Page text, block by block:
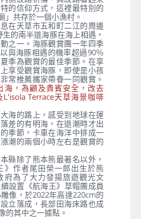
的信仰方式，這裡最特別的
」共存於一個小漁村。
在天草市五和町二江的周邊
的南半道海豚在海上相遇，
之一。海豚觀賞團一年四季
與海豚相遇的機率超過90％
季為觀賞的最佳季節。在享
享受觀賞海豚，即使是小孩
常推薦攜家帶眷一同觀賞。
，為顧及貴賓安全，改去
Terrace天草海景咖啡
海的路上，感受到地球在運
差的有明海，在退潮時才出
季節，卡車在海洋中排成一
潮的兩個小時左右是觀賞的
縣除了熊本熊最著名以外，
》作者尾田榮一郎出生於熊
府為了大力發揚旅遊觀光文
設置《航海王》草帽團成員
像，於2022年高達220cm的
立落成，長部田海床路也成
的其中之一據點。